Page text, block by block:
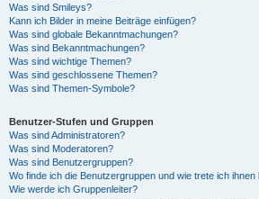
Was sind Smileys?
Kann ich Bilder in meine Beiträge einfügen?
Was sind globale Bekanntmachungen?
Was sind Bekanntmachungen?
Was sind wichtige Themen?
Was sind geschlossene Themen?
Was sind Themen-Symbole?
Benutzer-Stufen und Gruppen
Was sind Administratoren?
Was sind Moderatoren?
Was sind Benutzergruppen?
Wo finde ich die Benutzergruppen und wie trete ich ihnen
Wie werde ich Gruppenleiter?